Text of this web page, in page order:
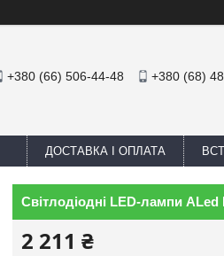
+380 (66) 506-44-48 +380 (68)
ДОСТАВКА І ОПЛАТА
Світлодіодні LED-лампи ALed
2 211 ₴